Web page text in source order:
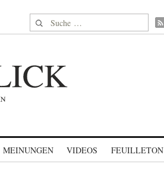
Suche nach:
MEINUNGEN VIDEOS FEUILLETON